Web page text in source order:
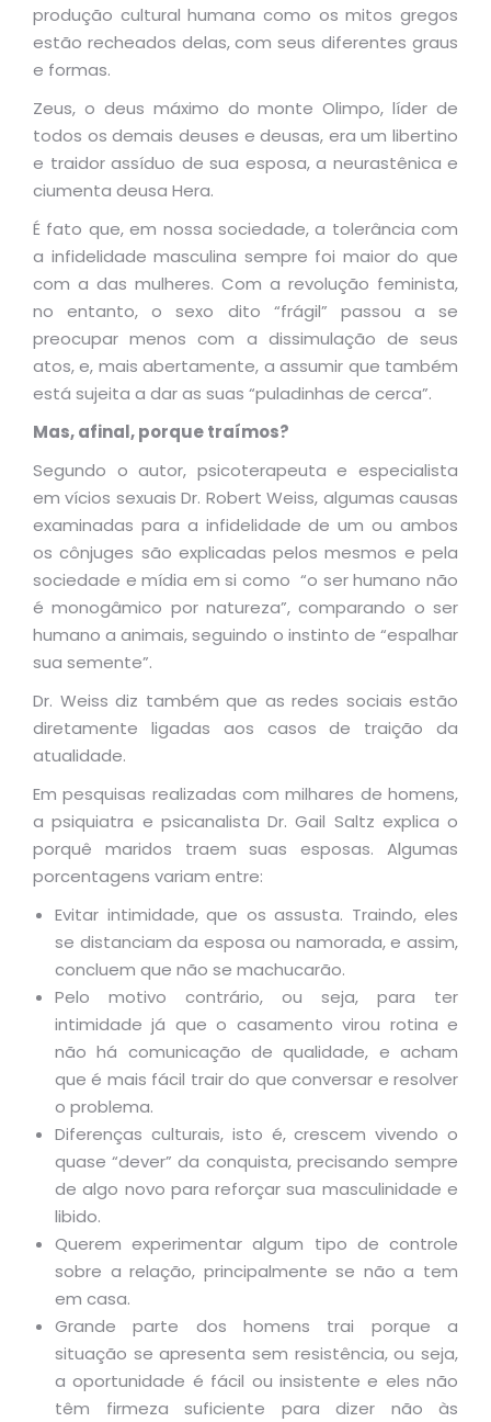
produção cultural humana como os mitos gregos
estão recheados delas, com seus diferentes graus
e formas.
Zeus, o deus máximo do monte Olimpo, líder de
todos os demais deuses e deusas, era um libertino
e traidor assíduo de sua esposa, a neurastênica e
ciumenta deusa Hera.
É fato que, em nossa sociedade, a tolerância com
a infidelidade masculina sempre foi maior do que
com a das mulheres. Com a revolução feminista,
no entanto, o sexo dito “frágil” passou a se
preocupar menos com a dissimulação de seus
atos, e, mais abertamente, a assumir que também
está sujeita a dar as suas “puladinhas de cerca”.
Mas, afinal, porque traímos?
Segundo o autor, psicoterapeuta e especialista
em vícios sexuais Dr. Robert Weiss, algumas causas
examinadas para a infidelidade de um ou ambos
os cônjuges são explicadas pelos mesmos e pela
sociedade e mídia em si como “o ser humano não
é monogâmico por natureza”, comparando o ser
humano a animais, seguindo o instinto de “espalhar
sua semente”.
Dr. Weiss diz também que as redes sociais estão
diretamente ligadas aos casos de traição da
atualidade.
Em pesquisas realizadas com milhares de homens,
a psiquiatra e psicanalista Dr. Gail Saltz explica o
porquê maridos traem suas esposas. Algumas
porcentagens variam entre:
Evitar intimidade, que os assusta. Traindo, eles
se distanciam da esposa ou namorada, e assim,
concluem que não se machucarão.
Pelo motivo contrário, ou seja, para ter
intimidade já que o casamento virou rotina e
não há comunicação de qualidade, e acham
que é mais fácil trair do que conversar e resolver
o problema.
Diferenças culturais, isto é, crescem vivendo o
quase “dever” da conquista, precisando sempre
de algo novo para reforçar sua masculinidade e
libido.
Querem experimentar algum tipo de controle
sobre a relação, principalmente se não a tem
em casa.
Grande parte dos homens trai porque a
situação se apresenta sem resistência, ou seja,
a oportunidade é fácil ou insistente e eles não
têm firmeza suficiente para dizer não às